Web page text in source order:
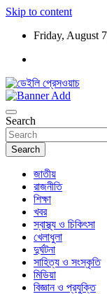
Skip to content
Friday, August
ডেইলি প্রেসওয়াচ
Search
Search
জাতীয়
রাজনীতি
শিক্ষা
খবর
স্বাস্থ্য ও চিকিৎসা
খেলাধুলা
দুর্ঘটনা
সাহিত্য ও সংস্কৃতি
মিডিয়া
বিজ্ঞান ও প্রযুক্তি